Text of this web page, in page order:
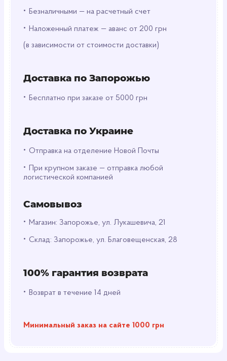
• Безналичными — на расчетный счет
• Наложенный платеж — аванс от 200 грн
(в зависимости от стоимости доставки)
Доставка по Запорожью
• Бесплатно при заказе от 5000 грн
Доставка по Украине
• Отправка на отделение Новой Почты
•
При крупном заказе — отправка любой
логистической компанией
Самовывоз
• Магазин: Запорожье, ул. Лукашевича, 21
• Склад: Запорожье, ул. Благовещенская, 28
100% гарантия возврата
• Возврат в течение 14 дней
Минимальный заказ на сайте 1000 грн
усилением обеспечивает комфорт и
надежность при переноске.
Прозрачность: Позволяет демонстрировать
содержимое, идеально для розничной торговли
Универсальность: Подходит для магазинов,
косметики, продуктов, подарков или мелких
товаров. Прозрачный материал делает их
отличным выбором для демонстрации
содержимого в магазинах или на
мероприятиях.
Совет по использованию
сортировки мелочей, чтобы продлить их
функциональность и избежать перегрузки.